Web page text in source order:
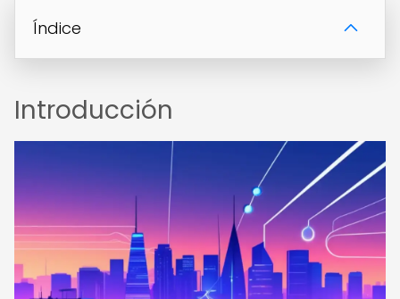
Índice
Introducción